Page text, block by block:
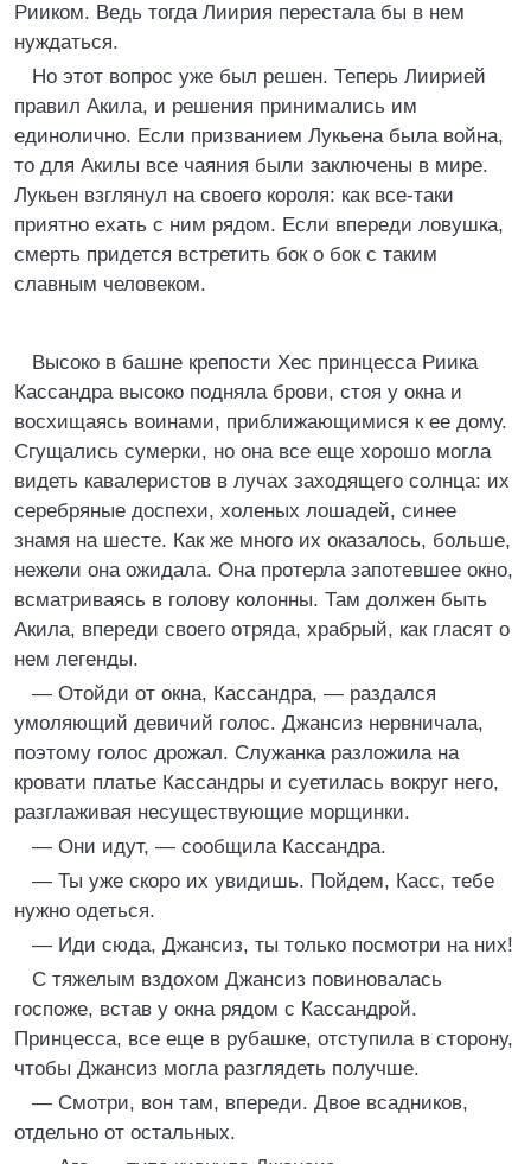
Рииком. Ведь тогда Лиирия перестала бы в нем
нуждаться.
Но этот вопрос уже был решен. Теперь Лиирией
правил Акила, и решения принимались им
единолично. Если призванием Лукьена была война,
то для Акилы все чаяния были заключены в мире.
Лукьен взглянул на своего короля: как все-таки
приятно ехать с ним рядом. Если впереди ловушка,
смерть придется встретить бок о бок с таким
славным человеком.
Высоко в башне крепости Хес принцесса Риика
Кассандра высоко подняла брови, стоя у окна и
восхищаясь воинами, приближающимися к ее дому.
Сгущались сумерки, но она все еще хорошо могла
видеть кавалеристов в лучах заходящего солнца: их
серебряные доспехи, холеных лошадей, синее
знамя на шесте. Как же много их оказалось, больше,
нежели она ожидала. Она протерла запотевшее окно,
всматриваясь в голову колонны. Там должен быть
Акила, впереди своего отряда, храбрый, как гласят о
нем легенды.
— Отойди от окна, Кассандра, — раздался
умоляющий девичий голос. Джансиз нервничала,
поэтому голос дрожал. Служанка разложила на
кровати платье Кассандры и суетилась вокруг него,
разглаживая несуществующие морщинки.
— Они идут, — сообщила Кассандра.
— Ты уже скоро их увидишь. Пойдем, Касс, тебе
нужно одеться.
— Иди сюда, Джансиз, ты только посмотри на них!
С тяжелым вздохом Джансиз повиновалась
госпоже, встав у окна рядом с Кассандрой.
Принцесса, все еще в рубашке, отступила в сторону,
чтобы Джансиз могла разглядеть получше.
— Смотри, вон там, впереди. Двое всадников,
отдельно от остальных.